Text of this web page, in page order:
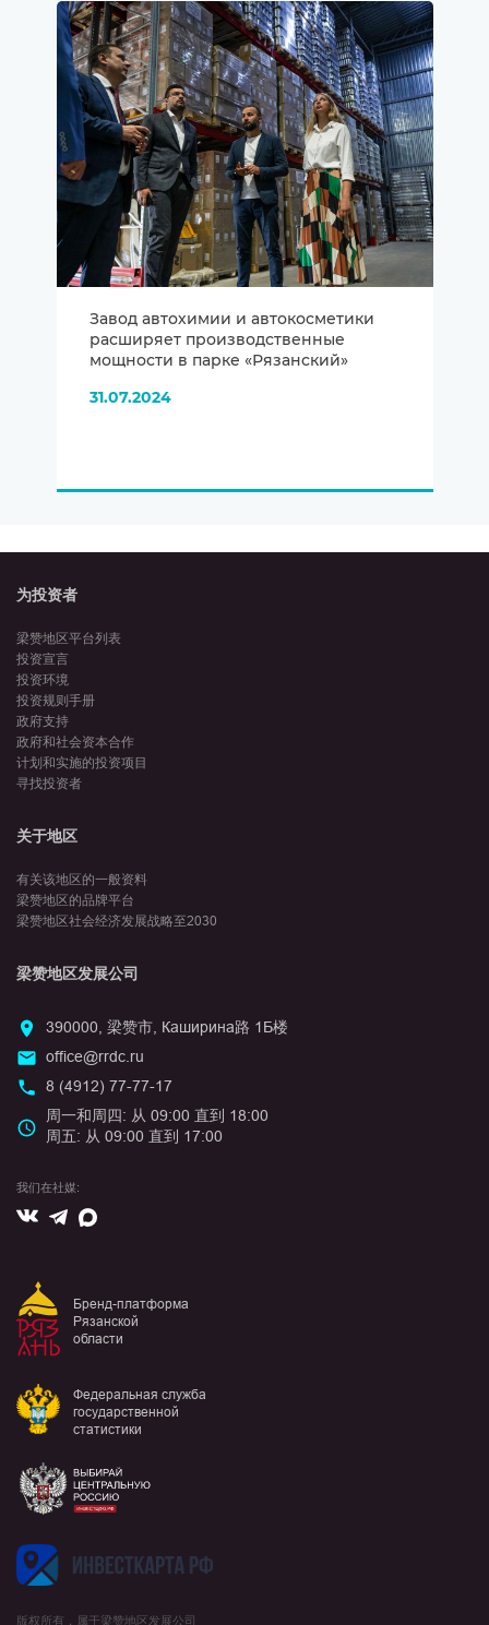
Завод автохимии и автокосметики
расширяет производственные
мощности в парке «Рязанский»
31.07.2024
为投资者
梁赞地区平台列表
投资宣言
投资环境
投资规则手册
政府支持
政府和社会资本合作
计划和实施的投资项目
寻找投资者
关于地区
有关该地区的一般资料
梁赞地区的品牌平台
梁赞地区社会经济发展战略至2030
梁赞地区发展公司
390000, 梁赞市, Каширина路 1Б楼
office@rrdc.ru
8 (4912) 77-77-17
周一和周四: 从 09:00 直到 18:00
周五: 从 09:00 直到 17:00
我们在社媒:
Вконтакте
Telegram
Max
Бренд-платформа
Рязанской
области
Федеральная служба
государственной
статистики
版权所有，属于梁赞地区发展公司